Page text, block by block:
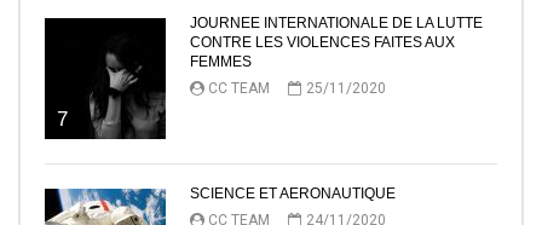
7
JOURNEE INTERNATIONALE DE LA LUTTE
CONTRE LES VIOLENCES FAITES AUX
FEMMES
CC TEAM
25/11/2020
SCIENCE ET AERONAUTIQUE
CC TEAM
24/11/2020